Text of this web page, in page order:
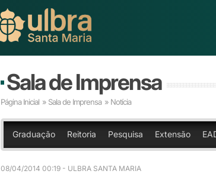
Sala de Imprensa
Página Inicial » Sala de Imprensa » Notícia
Graduação Reitoria Pesquisa Extensão
08/04/2014 00:19 - ULBRA SANTA MARIA